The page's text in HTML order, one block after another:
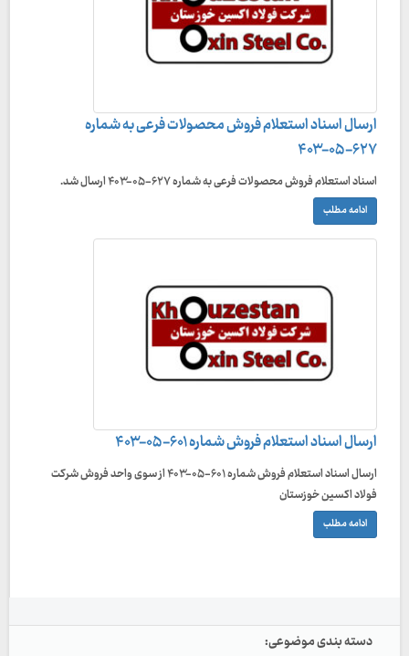
ارسال اسناد استعلام فروش محصولات فرعی به شماره
۶۲۷-۰۵-۴۰۳
اسناد استعلام فروش محصولات فرعی به شماره ۶۲۷-۰۵-۴۰۳ ارسال شد.
ادامه مطلب
ارسال اسناد استعلام فروش شماره ۶۰۱-۰۵-۴۰۳
ارسال اسناد استعلام فروش شماره ۶۰۱-۰۵-۴۰۳ از سوی واحد فروش شرکت
فولاد اکسین خوزستان
ادامه مطلب
دسته بندی موضوعی: